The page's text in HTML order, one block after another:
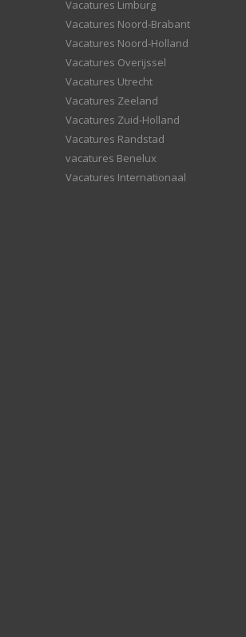
Vacatures Limburg
Vacatures Noord-Brabant
Vacatures Noord-Holland
Vacatures Overijssel
Vacatures Utrecht
Vacatures Zeeland
Vacatures Zuid-Holland
Vacatures Randstad
vacatures Benelux
Vacatures Internationaal